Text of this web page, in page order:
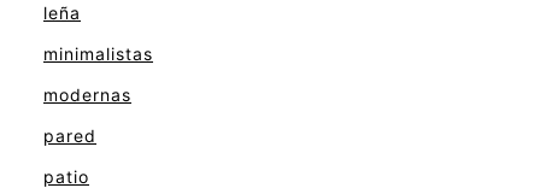
leña
minimalistas
modernas
pared
patio